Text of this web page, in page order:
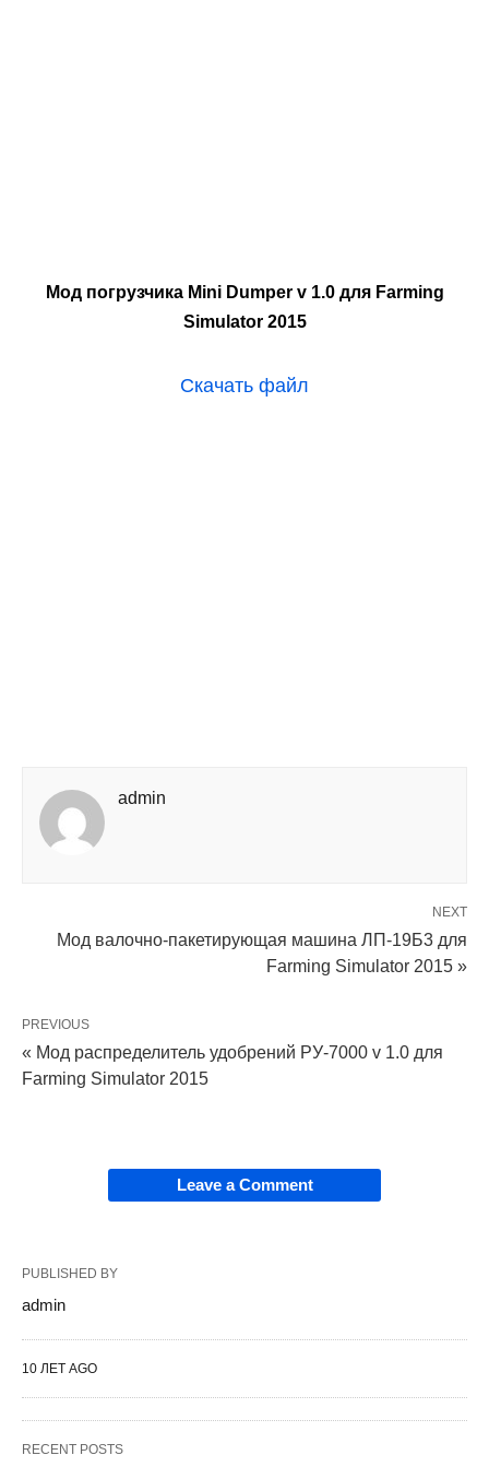
Мод погрузчика Mini Dumper v 1.0 для Farming
Simulator 2015
Скачать файл
admin
NEXT
Мод валочно-пакетирующая машина ЛП-19Б3 для
Farming Simulator 2015 »
PREVIOUS
« Мод распределитель удобрений РУ-7000 v 1.0 для
Farming Simulator 2015
Leave a Comment
PUBLISHED BY
admin
10 ЛЕТ AGO
RECENT POSTS